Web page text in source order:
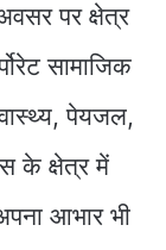
पर क्षेत्र
सामाजिक
पेयजल,
के क्षेत्र में
आभार भी